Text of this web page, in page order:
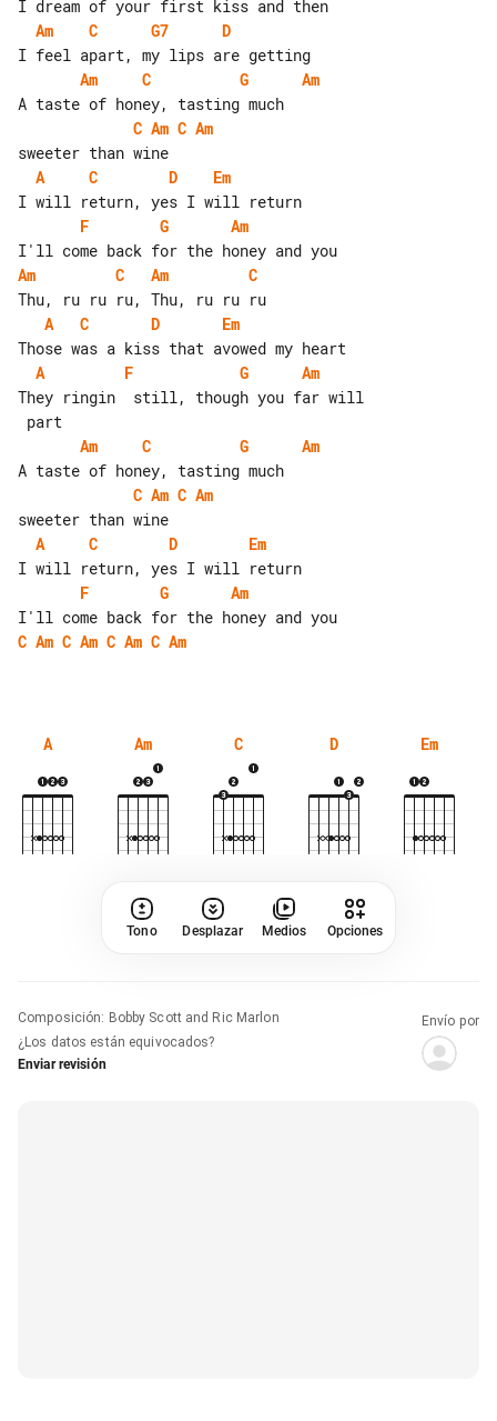
Am
C G7
D
Am
C G
Am
C Am C Am
A
C D
Em
F
G
Am
Am
C Am
C
A
C D
Em
A
F G
Am
They ringin  still, though you far will
Am
C G
Am
C Am C Am
A
C D
Em
F
G
Am
C Am C Am C Am C Am
A Am C D Em
Tono Desplazar Medios Opciones
Composición: Bobby Scott and Ric Marlon
¿Los datos están equivocados?
Enviar revisión
Envío por